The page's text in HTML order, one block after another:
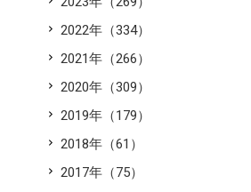
2022年（334）
2021年（266）
2020年（309）
2019年（179）
2018年（61）
2017年（75）